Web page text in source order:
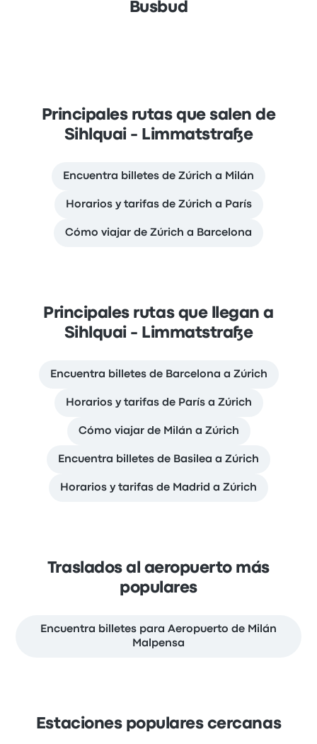
Busbud
Principales rutas que salen de
Sihlquai - Limmatstraße
Encuentra billetes de Zúrich a Milán
Horarios y tarifas de Zúrich a París
Cómo viajar de Zúrich a Barcelona
Principales rutas que llegan a
Sihlquai - Limmatstraße
Encuentra billetes de Barcelona a Zúrich
Horarios y tarifas de París a Zúrich
Cómo viajar de Milán a Zúrich
Encuentra billetes de Basilea a Zúrich
Horarios y tarifas de Madrid a Zúrich
Traslados al aeropuerto más
populares
Encuentra billetes para Aeropuerto de Milán
Malpensa
Estaciones populares cercanas